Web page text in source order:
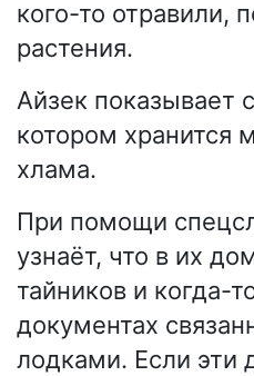
кого-то отравили,
растения.
Айзек показывает
котором хранится
хлама.
При помощи
узнаёт, что в их
тайников и когда-
документах
лодками. Если эти